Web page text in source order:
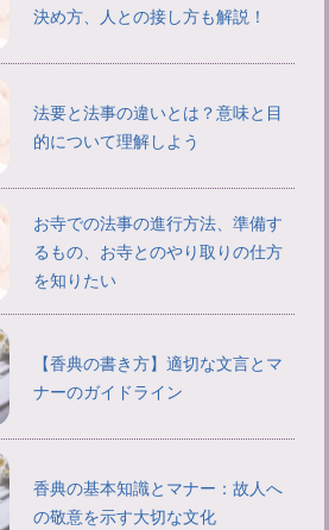
決め方、人との接し方も解説！
法要と法事の違いとは？意味と目
的について理解しよう
お寺での法事の進行方法、準備す
るもの、お寺とのやり取りの仕方
を知りたい
【香典の書き方】適切な文言とマ
ナーのガイドライン
香典の基本知識とマナー：故人へ
の敬意を示す大切な文化